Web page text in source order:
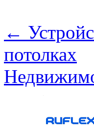
←
потолках